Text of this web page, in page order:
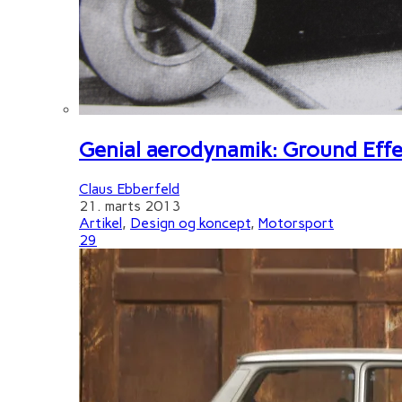
Genial aerodynamik: Ground
Claus Ebberfeld
21. marts 2013
Artikel, Design og koncept, Motorsport
29